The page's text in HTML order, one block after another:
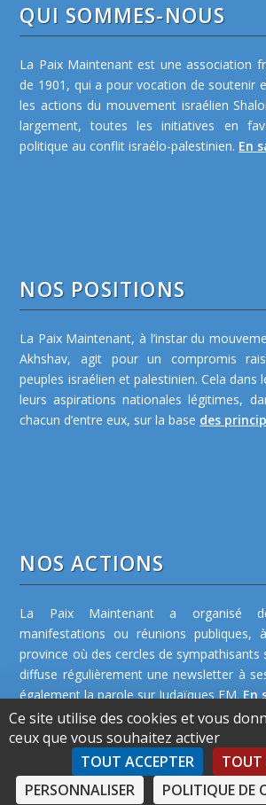
QUI SOMMES-NOUS
La Paix Maintenant est une association
de 1901, qui a pour vocation de soutenir
les actions du mouvement israélien
largement, toutes les initiatives en
politique au conflit israélo-palestinien. En
NOS POSITIONS
La Paix Maintenant, à l’instar du
Akhshav, agit pour un compromis
peuples israélien et palestinien. Cela dans
leurs aspirations nationales légitimes,
chacun d’entre eux, sur la base des
NOS ACTIONS
La Paix Maintenant a organisé
manifestations ou réunions publiques,
province où des cercles de sympathisants
diffuse régulièrement une newsletter à
également la parole sur Judaïques FM. En
©2026 La Paix Maintenant -
Ce site utilise des cookies et vous
ceux que vous souhaitez activer
TOUT ACCEPTER
TOUT
PERSONNALISER
POLITIQUE DE